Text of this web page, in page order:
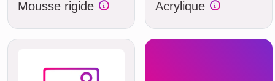
Mousse rigide Acrylique